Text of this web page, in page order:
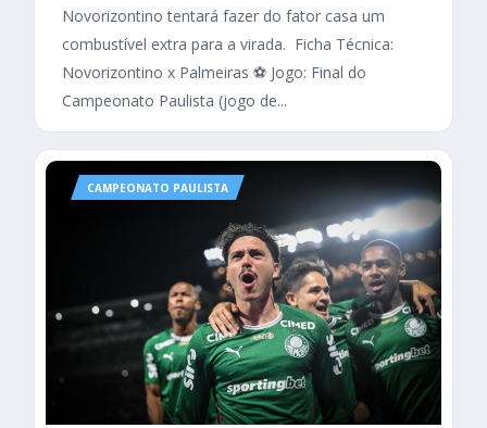
Novorizontino tentará fazer do fator casa um
combustível extra para a virada. Ficha Técnica:
Novorizontino x Palmeiras ⚽ Jogo: Final do
Campeonato Paulista (jogo de...
CAMPEONATO PAULISTA